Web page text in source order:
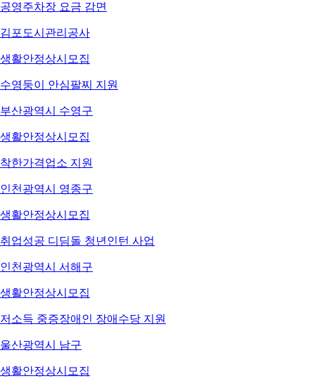
공영주차장 요금 감면
김포도시관리공사
생활안정상시모집
수영둥이 안심팔찌 지원
부산광역시 수영구
생활안정상시모집
착한가격업소 지원
인천광역시 영종구
생활안정상시모집
취업성공 디딤돌 청년인턴 사업
인천광역시 서해구
생활안정상시모집
저소득 중증장애인 장애수당 지원
울산광역시 남구
생활안정상시모집